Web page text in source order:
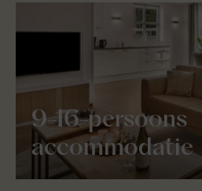
9-16-persoons
accommodatie